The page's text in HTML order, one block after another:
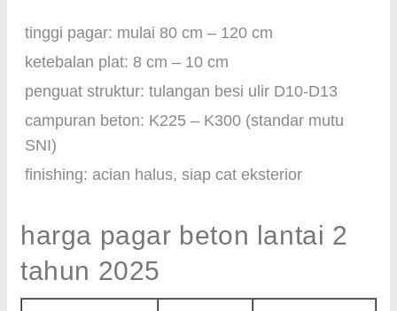
tinggi pagar: mulai 80 cm – 120 cm
ketebalan plat: 8 cm – 10 cm
penguat struktur: tulangan besi ulir D10-D13
campuran beton: K225 – K300 (standar mutu
SNI)
finishing: acian halus, siap cat eksterior
harga pagar beton lantai 2
tahun 2025